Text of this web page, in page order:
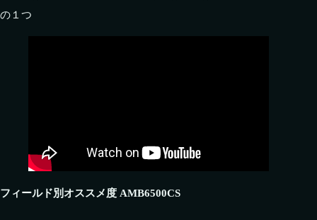
の１つ
フィールド別オススメ度 AMB6500CS